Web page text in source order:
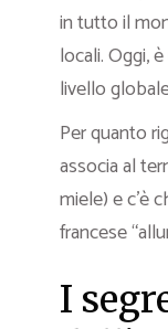
in tutto il
locali. Oggi,
livello
Per quanto
associa al
miele) e c’è
francese
I